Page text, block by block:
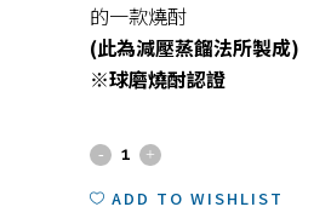
的一款燒酎
(此為減壓蒸餾法所製成)
※球磨燒酎認證
大
和 ADD TO WISHLIST